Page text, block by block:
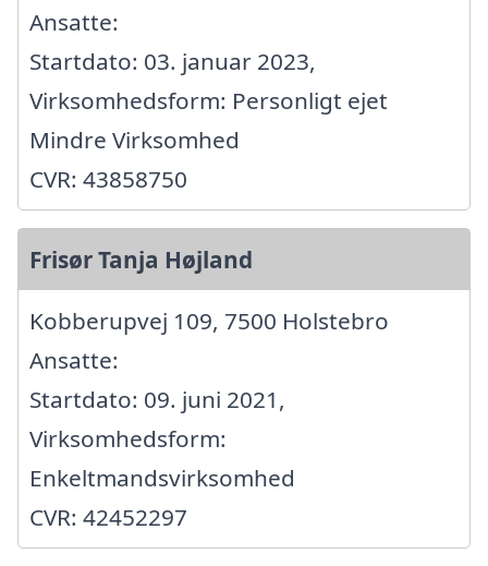
Ansatte:
Startdato: 03. januar 2023,
Virksomhedsform: Personligt ejet
Mindre Virksomhed
CVR: 43858750
Frisør Tanja Højland
Kobberupvej 109, 7500 Holstebro
Ansatte:
Startdato: 09. juni 2021,
Virksomhedsform:
Enkeltmandsvirksomhed
CVR: 42452297